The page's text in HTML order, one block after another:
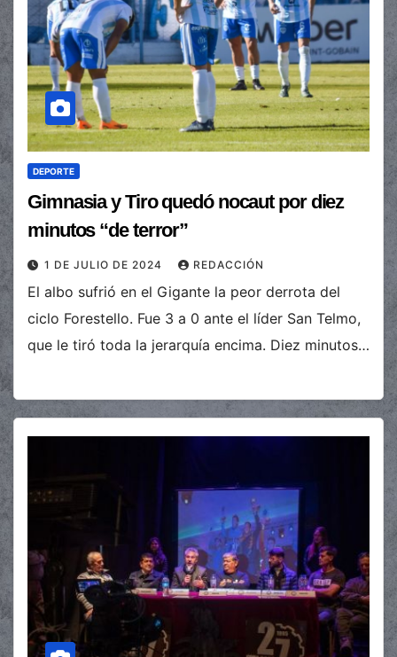
DEPORTE
Gimnasia y Tiro quedó nocaut por diez
minutos “de terror”
1 DE JULIO DE 2024 REDACCIÓN
El albo sufrió en el Gigante la peor derrota del
ciclo Forestello. Fue 3 a 0 ante el líder San Telmo,
que le tiró toda la jerarquía encima. Diez minutos…